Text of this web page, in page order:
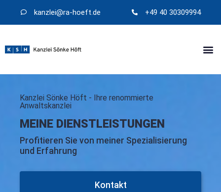
kanzlei@​ra-hoeft.de +49 40 30309994
Kanzlei Sönke Höft - Ihre renommierte
Anwaltskanzlei
MEINE DIENSTLEISTUNGEN
Profitieren Sie von meiner Spezialisierung
und Erfahrung
Kontakt